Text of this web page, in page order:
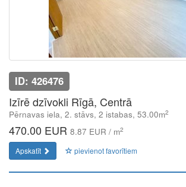
ID: 426476
Izīrē dzīvokli Rīgā, Centrā
Pērnavas iela, 2. stāvs, 2 istabas, 53.00m2
470.00 EUR 8.87 EUR / m2
Apskatīt pievienot favorītiem